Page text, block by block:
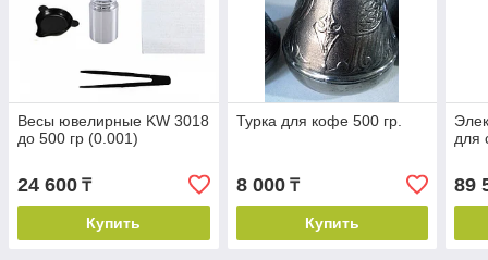
Весы ювелирные KW 3018
до 500 гр (0.001)
24 600 ₸
Купить
Турка для кофе 500 гр.
8 000₸
Купить
для
89